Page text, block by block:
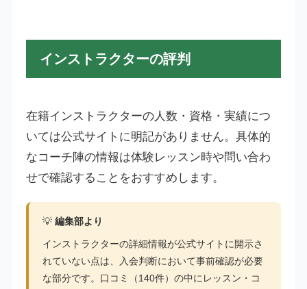
インストラクターの評判
在籍インストラクターの人数・資格・実績につ
いては公式サイトに明記がありません。具体的
なコーチ陣の情報は体験レッスン時や問い合わ
せで確認することをおすすめします。
💡 編集部より
インストラクターの詳細情報が公式サイトに開示さ
れていない点は、入会判断において事前確認が必要
な部分です。口コミ（140件）の中にレッスン・コ